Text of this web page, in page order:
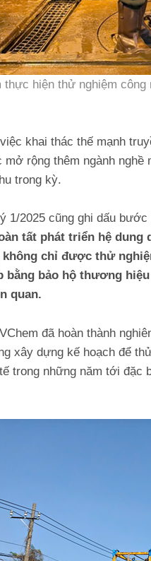
thực hiện thử nghiệm
khai thác thế mạnh
mở rộng thêm ngành
trong kỳ.
1/2025 cũng ghi dấu
tất phát triển hệ
không chỉ được thử
bằng bảo hộ thương
quan.
đã hoàn thành
xây dựng kế hoạch để
trong những năm tới đặc